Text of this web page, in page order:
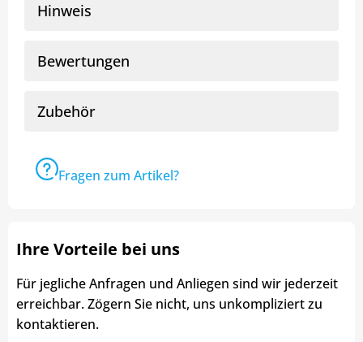
Hinweis
Bewertungen
Zubehör
Fragen zum Artikel?
Ihre Vorteile bei uns
Für jegliche Anfragen und Anliegen sind wir jederzeit
erreichbar. Zögern Sie nicht, uns unkompliziert zu
kontaktieren.